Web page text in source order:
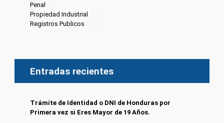
Penal
Propiedad Industrial
Registros Publicos
Entradas recientes
Trámite de Identidad o DNI de Honduras por
Primera vez si Eres Mayor de 19 Años.